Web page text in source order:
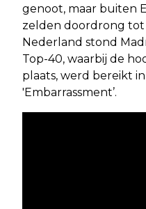
genoot, maar buiten
zelden doordrong tot
Nederland stond
Top-40, waarbij de
plaats, werd bereikt
'Embarrassment’.